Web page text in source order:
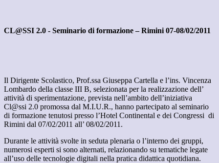
CL@SSI 2.0 - Seminario di formazione – Rimini 07-08/02/2011
Il Dirigente Scolastico, Prof.ssa Giuseppa Cartella e l’ins. Vincenza
Lombardo della classe III B, selezionata per la realizzazione dell’
attività di sperimentazione, prevista nell’ambito dell’iniziativa
Cl@ssi 2.0 promossa dal M.I.U.R., hanno partecipato al seminario
di formazione tenutosi presso l’Hotel Continental e dei Congressi di
Rimini dal 07/02/2011 all’ 08/02/2011.
Durante le attività svolte in seduta plenaria o l’interno dei gruppi,
numerosi esperti si sono alternati, relazionando su tematiche legate
all’uso delle tecnologie digitali nella pratica didattica quotidiana.